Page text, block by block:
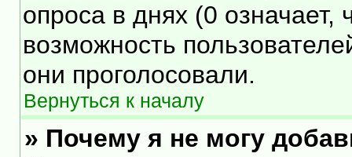
опроса в днях (0 означает,
возможность
они проголосовали.
Вернуться к началу
» Почему я не могу